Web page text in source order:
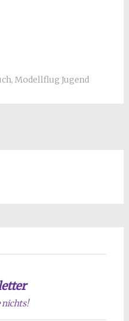
, Modellflug Jugend
nichts!